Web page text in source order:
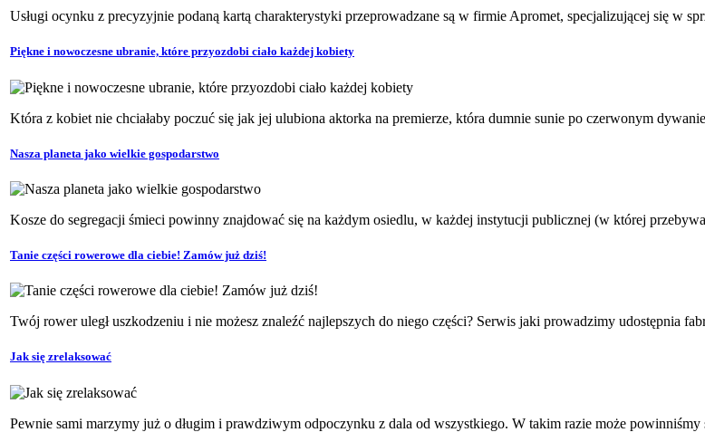
Usługi ocynku z precyzyjnie podaną kartą charakterystyki przeprowadzane są w firmie Apromet, specjalizującej się w
Piękne i nowoczesne ubranie, które przyozdobi ciało każdej kobiety
Która z kobiet nie chciałaby poczuć się jak jej ulubiona aktorka na premierze, która dumnie sunie po czerwonym
Nasza planeta jako wielkie gospodarstwo
Kosze do segregacji śmieci powinny znajdować się na każdym osiedlu, w każdej instytucji publicznej (w której
Tanie części rowerowe dla ciebie! Zamów już dziś!
Twój rower uległ uszkodzeniu i nie możesz znaleźć najlepszych do niego części? Serwis jaki prowadzimy udostępnia
Jak się zrelaksować
Pewnie sami marzymy już o długim i prawdziwym odpoczynku z dala od wszystkiego. W takim razie może